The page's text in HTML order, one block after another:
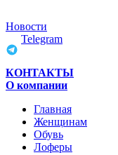
Новости
Telegram
КОНТАКТЫ
О компании
Главная
Женщинам
Обувь
Лоферы